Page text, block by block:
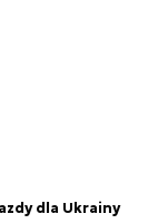
dla Ukrainy